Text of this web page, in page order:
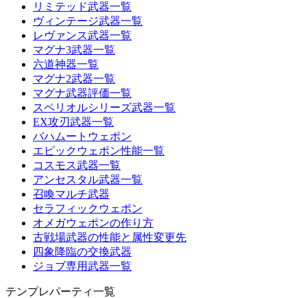
リミテッド武器一覧
ヴィンテージ武器一覧
レヴァンス武器一覧
マグナ3武器一覧
六道神器一覧
マグナ2武器一覧
マグナ武器評価一覧
スペリオルシリーズ武器一覧
EX攻刃武器一覧
バハムートウェポン
エピックウェポン性能一覧
コスモス武器一覧
アンセスタル武器一覧
召喚マルチ武器
セラフィックウェポン
オメガウェポンの作り方
古戦場武器の性能と属性変更先
四象降臨の交換武器
ジョブ専用武器一覧
テンプレパーティ一覧